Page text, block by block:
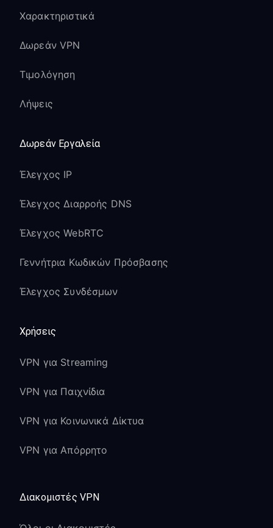
Χαρακτηριστικά
Δωρεάν VPN
Τιμολόγηση
Λήψεις
Δωρεάν Εργαλεία
Έλεγχος IP
Έλεγχος Διαρροής DNS
Έλεγχος WebRTC
Γεννήτρια Κωδικών Πρόσβασης
Έλεγχος Συνδέσμων
Χρήσεις
VPN για Streaming
VPN για Παιχνίδια
VPN για Κοινωνικά Δίκτυα
VPN για Απόρρητο
Διακομιστές VPN